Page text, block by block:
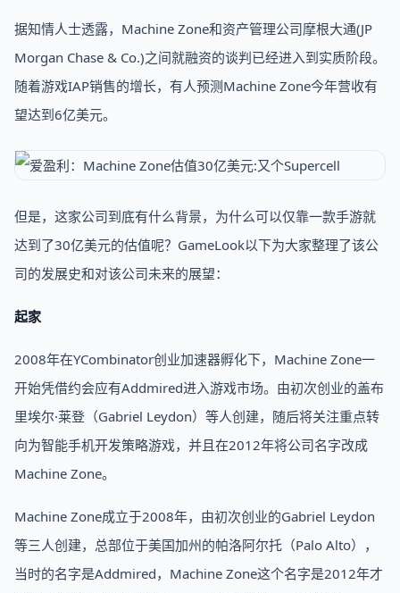
据知情人士透露，Machine Zone和资产管理公司摩根大通(JP
Morgan Chase & Co.)之间就融资的谈判已经进入到实质阶段。
随着游戏IAP销售的增长，有人预测Machine Zone今年营收有
望达到6亿美元。
但是，这家公司到底有什么背景，为什么可以仅靠一款手游就
达到了30亿美元的估值呢？GameLook以下为大家整理了该公
司的发展史和对该公司未来的展望：
起家
2008年在YCombinator创业加速器孵化下，Machine Zone一
开始凭借约会应有Addmired进入游戏市场。由初次创业的盖布
里埃尔·莱登（Gabriel Leydon）等人创建，随后将关注重点转
向为智能手机开发策略游戏，并且在2012年将公司名字改成
Machine Zone。
Machine Zone成立于2008年，由初次创业的Gabriel Leydon
等三人创建，总部位于美国加州的帕洛阿尔托（Palo Alto），
当时的名字是Addmired，Machine Zone这个名字是2012年才